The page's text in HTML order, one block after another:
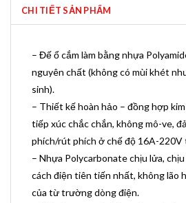
CHI TIẾT SẢN PHẨM
– Đế ổ cắm làm bằng nhựa
nguyên chất (không có mùi khét
sinh).
– Thiết kế hoàn hảo – đồng hợp
tiếp xúc chắc chắn, không mô-ve,
phích/rút phích ở chế độ 16A-220V
– Nhựa Polycarbonate chịu lửa,
cách điện tiên tiến nhất, không lão
của từ trường dòng điện.